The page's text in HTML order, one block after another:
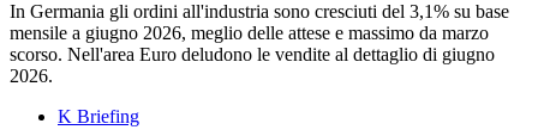
In Germania gli ordini all'industria sono cresciuti del 3,1% su base
mensile a giugno 2026, meglio delle attese e massimo da marzo
scorso. Nell'area Euro deludono le vendite al dettaglio di giugno
2026.
K Briefing